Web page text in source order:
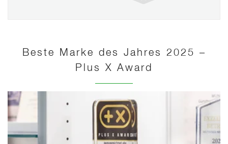
Beste Marke des Jahres 2025 –
Plus X Award